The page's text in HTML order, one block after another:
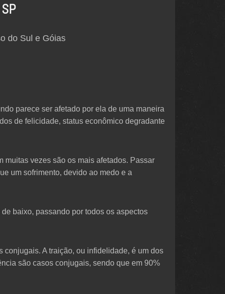
do Sul e Góias
parece ser afetado por ela de uma maneira
de felicidade, status econômico degradante
muitas vezes são os mais afetados. Passar
um sofrimento, devido ao medo e a
baixo, passando por todos os aspectos
A traição, ou infidelidade, é um dos
são casos conjugais, sendo que em 90%